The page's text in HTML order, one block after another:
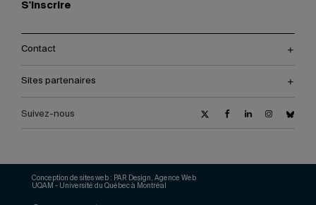
S'inscrire
Contact
Sites partenaires
Suivez-nous
UQAM - Université du Québec à Montréal
Conception de sites web : PAR Design, Agence Web